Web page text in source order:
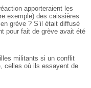
apporteraient les
exemple) des caissières
grève ? S’il était diffusé
pour fait de grève avait été
militants si un conflit
celles où ils essayent de